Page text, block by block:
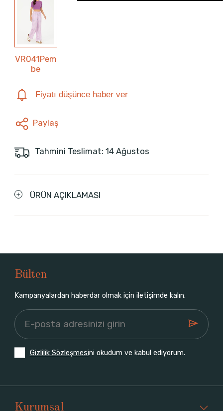
VR041Pem
be
Fiyatı düşünce haber ver
Paylaş
Tahmini Teslimat: 14 Ağustos
ÜRÜN AÇIKLAMASI
Bülten
Kampanyalardan haberdar olmak için iletişimde kalın.
Gizlilik Sözleşmesini okudum ve kabul ediyorum.
Kurumsal